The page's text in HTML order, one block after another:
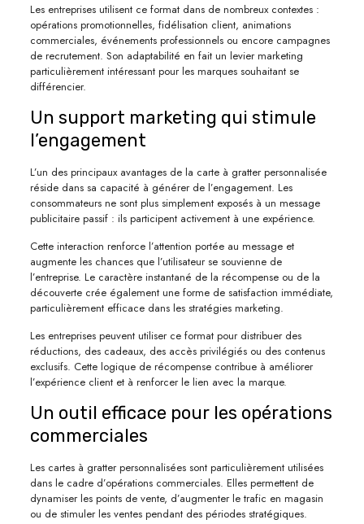
Les entreprises utilisent ce format dans de nombreux contextes :
opérations promotionnelles, fidélisation client, animations
commerciales, événements professionnels ou encore campagnes
de recrutement. Son adaptabilité en fait un levier marketing
particulièrement intéressant pour les marques souhaitant se
différencier.
Un support marketing qui stimule
l’engagement
L’un des principaux avantages de la carte à gratter personnalisée
réside dans sa capacité à générer de l’engagement. Les
consommateurs ne sont plus simplement exposés à un message
publicitaire passif : ils participent activement à une expérience.
Cette interaction renforce l’attention portée au message et
augmente les chances que l’utilisateur se souvienne de
l’entreprise. Le caractère instantané de la récompense ou de la
découverte crée également une forme de satisfaction immédiate,
particulièrement efficace dans les stratégies marketing.
Les entreprises peuvent utiliser ce format pour distribuer des
réductions, des cadeaux, des accès privilégiés ou des contenus
exclusifs. Cette logique de récompense contribue à améliorer
l’expérience client et à renforcer le lien avec la marque.
Un outil efficace pour les opérations
commerciales
Les cartes à gratter personnalisées sont particulièrement utilisées
dans le cadre d’opérations commerciales. Elles permettent de
dynamiser les points de vente, d’augmenter le trafic en magasin
ou de stimuler les ventes pendant des périodes stratégiques.